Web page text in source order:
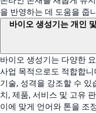
을 반영하는 데 도움을 줍
바이오 생성기는 개인
바이오 생성기는 다양한
사업 목적으로도 적합합
기술, 성격을 강조할 수
치, 제품, 서비스 및 고유
이에 맞게 언어와 톤을 조